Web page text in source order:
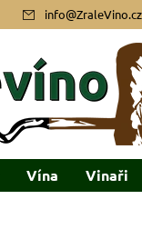
info@ZraleVino.cz
Vína Vinaři